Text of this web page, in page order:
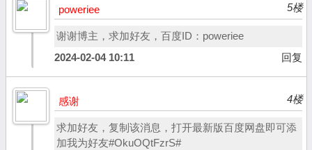
poweriee 5楼
谢谢博主，求加好友，百度ID：poweriee
2024-02-04 10:11
回复
感谢 4楼
求加好友，复制该消息，打开最新版百度网盘即可添
加我为好友#OkuOQtFzrS#